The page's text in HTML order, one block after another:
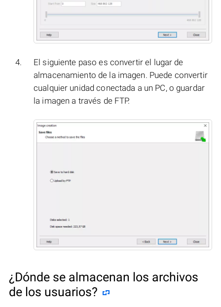
El siguiente paso es convertir el lugar de
almacenamiento de la imagen. Puede convertir
cualquier unidad conectada a un PC, o guardar
la imagen a través de FTP.
¿Dónde se almacenan los archivos
de los usuarios?